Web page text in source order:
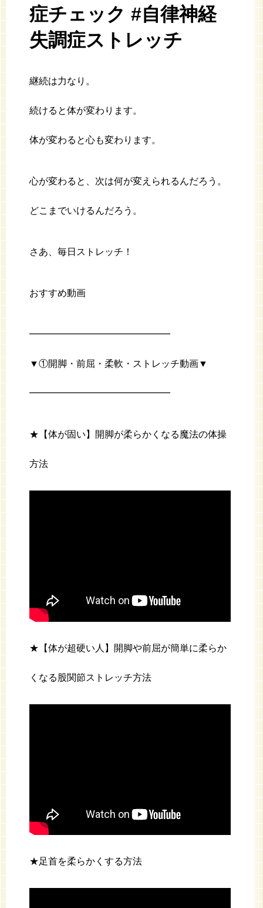
症チェック #自律神経
失調症ストレッチ
継続は力なり。
続けると体が変わります。
体が変わると心も変わります。
心が変わると、次は何が変えられるんだろう。
どこまでいけるんだろう。
さあ、毎日ストレッチ！
おすすめ動画
━━━━━━━━━━━━━━━
▼①開脚・前屈・柔軟・ストレッチ動画▼
━━━━━━━━━━━━━━━
★【体が固い】開脚が柔らかくなる魔法の体操
方法
★【体が超硬い人】開脚や前屈が簡単に柔らか
くなる股関節ストレッチ方法
★足首を柔らかくする方法